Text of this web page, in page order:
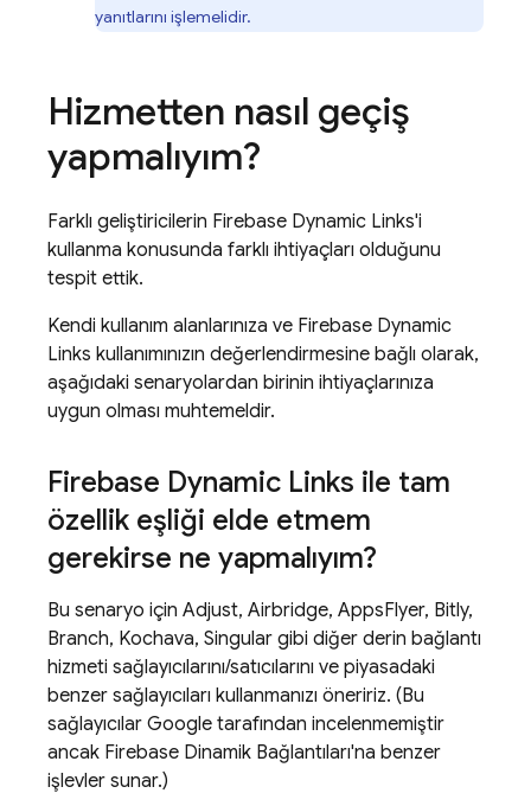
yanıtlarını işlemelidir.
Hizmetten nasıl geçiş
yapmalıyım?
Farklı geliştiricilerin Firebase Dynamic Links'i
kullanma konusunda farklı ihtiyaçları olduğunu
tespit ettik.
Kendi kullanım alanlarınıza ve Firebase Dynamic
Links kullanımınızın değerlendirmesine bağlı olarak,
aşağıdaki senaryolardan birinin ihtiyaçlarınıza
uygun olması muhtemeldir.
Firebase Dynamic Links ile tam
özellik eşliği elde etmem
gerekirse ne yapmalıyım?
Bu senaryo için Adjust, Airbridge, AppsFlyer, Bitly,
Branch, Kochava, Singular gibi diğer derin bağlantı
hizmeti sağlayıcılarını/satıcılarını ve piyasadaki
benzer sağlayıcıları kullanmanızı öneririz. (Bu
sağlayıcılar Google tarafından incelenmemiştir
ancak Firebase Dinamik Bağlantıları'na benzer
işlevler sunar.)